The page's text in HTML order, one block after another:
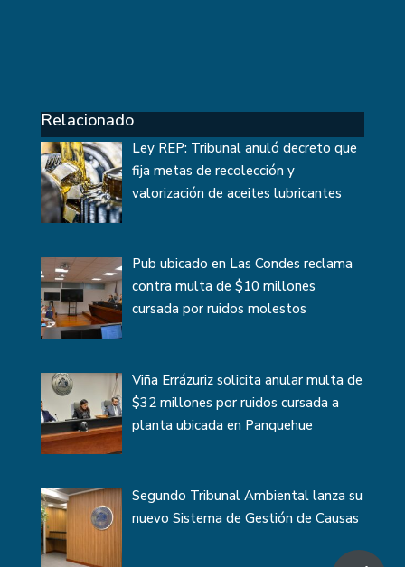
Relacionado
Ley REP: Tribunal anuló decreto que
fija metas de recolección y
valorización de aceites lubricantes
Pub ubicado en Las Condes reclama
contra multa de $10 millones
cursada por ruidos molestos
Viña Errázuriz solicita anular multa de
$32 millones por ruidos cursada a
planta ubicada en Panquehue
Segundo Tribunal Ambiental lanza su
nuevo Sistema de Gestión de Causas